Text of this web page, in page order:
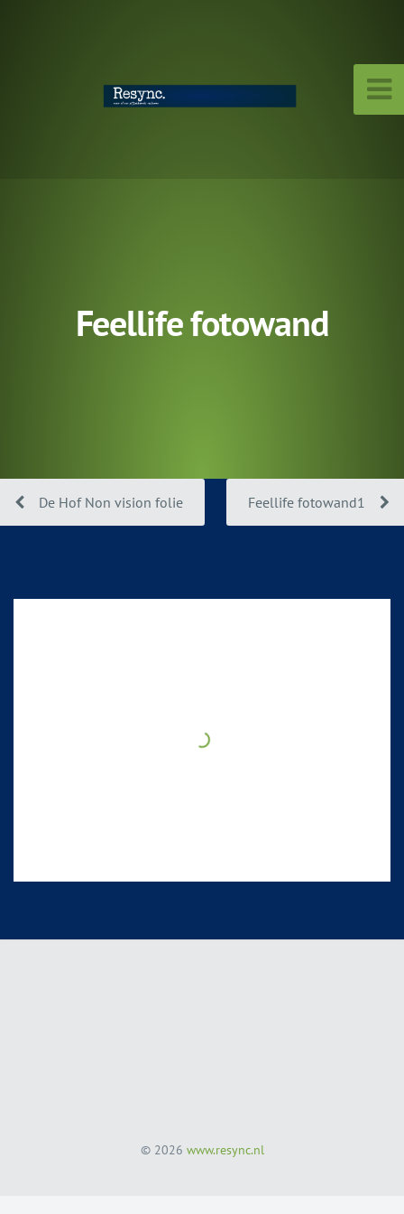
Feellife fotowand
De Hof Non vision folie Feellife fotowand1
© 2026 www.resync.nl